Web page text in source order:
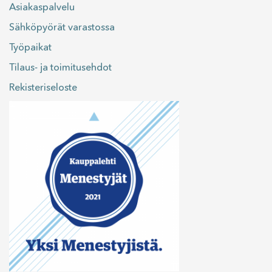
Asiakaspalvelu
Sähköpyörät varastossa
Työpaikat
Tilaus- ja toimitusehdot
Rekisteriseloste